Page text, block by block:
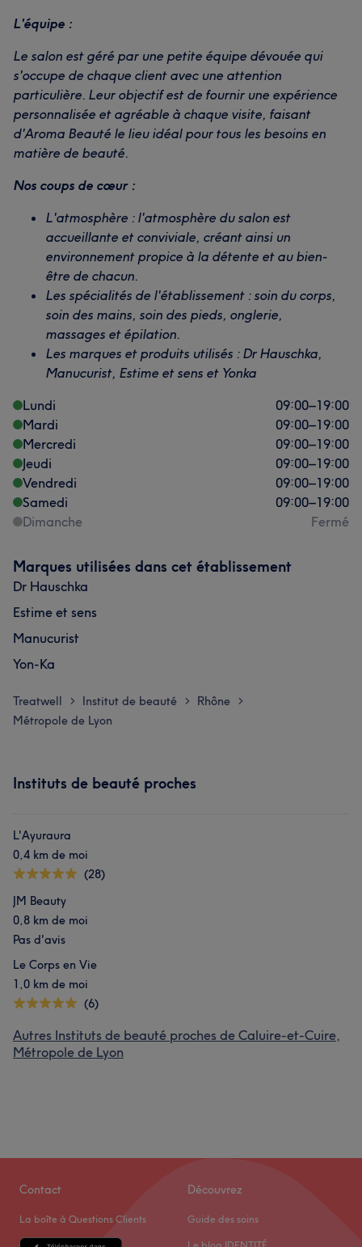
L'équipe :
Le salon est géré par une petite équipe dévouée qui
s'occupe de chaque client avec une attention
particulière. Leur objectif est de fournir une expérience
personnalisée et agréable à chaque visite, faisant
d'Aroma Beauté le lieu idéal pour tous les besoins en
matière de beauté.
Nos coups de cœur :
L'atmosphère : l'atmosphère du salon est
accueillante et conviviale, créant ainsi un
environnement propice à la détente et au bien-
être de chacun.
Les spécialités de l'établissement : soin du corps,
soin des mains, soin des pieds, onglerie,
massages et épilation.
Les marques et produits utilisés : Dr Hauschka,
Manucurist, Estime et sens et Yonka
Lundi
09:00–19:00
Mardi
09:00–19:00
Mercredi
09:00–19:00
Jeudi
09:00–19:00
Vendredi
09:00–19:00
Samedi
09:00–19:00
Dimanche
Fermé
Marques utilisées dans cet établissement
Dr Hauschka
Estime et sens
Manucurist
Yon-Ka
Treatwell > Institut de beauté > Rhône >
Métropole de Lyon
Instituts de beauté proches
L'Ayuraura
0,4 km de moi
(28)
JM Beauty
0,8 km de moi
Pas d'avis
Le Corps en Vie
1,0 km de moi
(6)
Autres Instituts de beauté proches de Caluire-et-Cuire,
Métropole de Lyon
Contact
La boîte à Questions Clients
Découvrez
Guide des soins